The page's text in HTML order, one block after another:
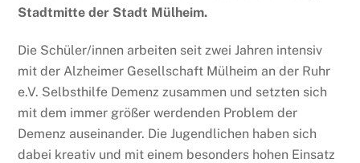
Stadtmitte der Stadt Mülheim.
Die Schüler/innen arbeiten seit zwei Jahren intensiv
mit der Alzheimer Gesellschaft Mülheim an der Ruhr
e.V. Selbsthilfe Demenz zusammen und setzten sich
mit dem immer größer werdenden Problem der
Demenz auseinander. Die Jugendlichen haben sich
dabei kreativ und mit einem besonders hohen Einsatz